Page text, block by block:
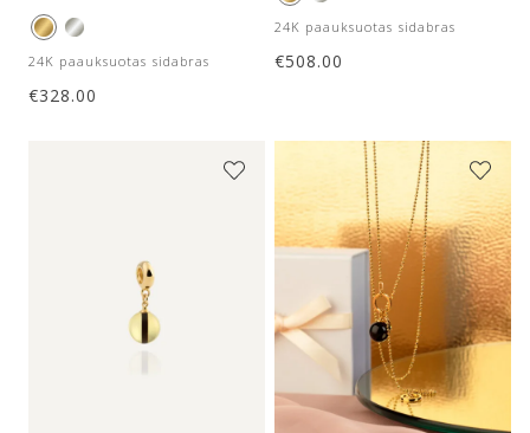
24K paauksuotas sidabras
€328.00
24K paauksuotas sidabras
€508.00